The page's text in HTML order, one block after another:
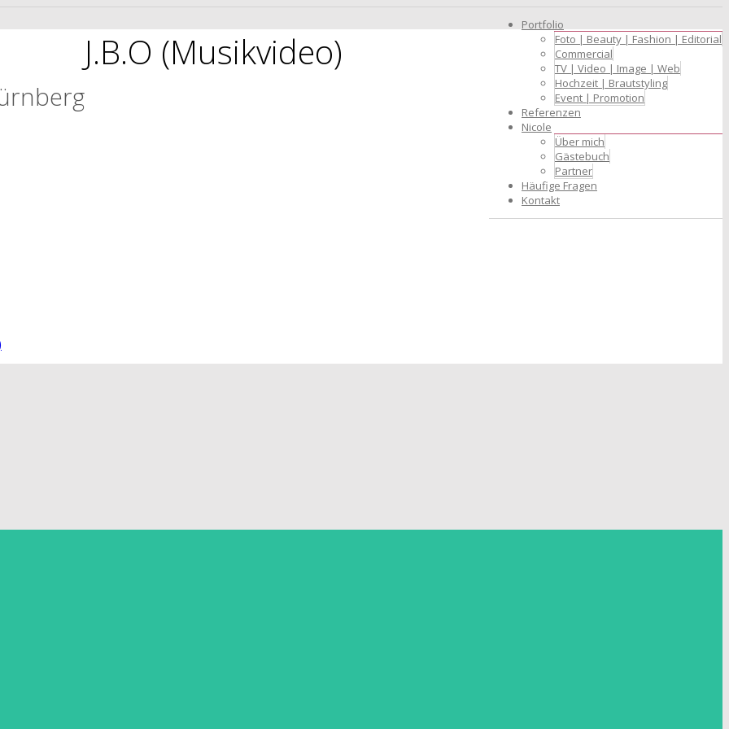
Portfolio
Foto | Beauty | Fashion | Editorial
Commercial
TV | Video | Image | Web
Hochzeit | Brautstyling
Event | Promotion
Referenzen
Nicole
Über mich
Gästebuch
Partner
Häufige Fragen
Kontakt
J.B.O (Musikvideo)